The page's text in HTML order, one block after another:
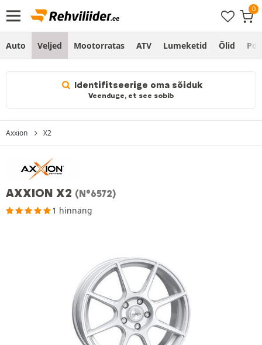
Auto Veljed Mootorratas ATV Lumeketid Õlid
Identifitseerige oma sõiduk
Veenduge, et see sobib
Axxion X2
AXXION X2 (N°6572)
1 hinnang